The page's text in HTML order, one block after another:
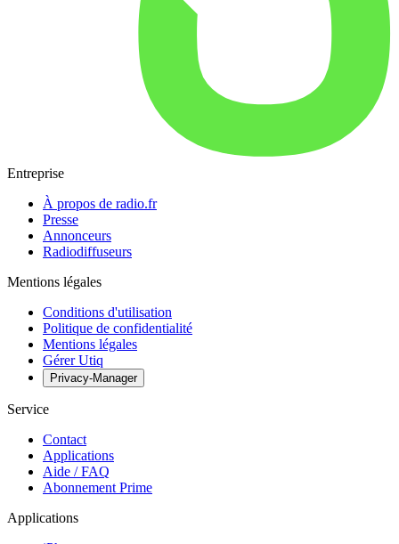
Entreprise
À propos de radio.fr
Presse
Annonceurs
Radiodiffuseurs
Mentions légales
Conditions d'utilisation
Politique de confidentialité
Mentions légales
Gérer Utiq
Privacy-Manager
Service
Contact
Applications
Aide / FAQ
Abonnement Prime
Applications